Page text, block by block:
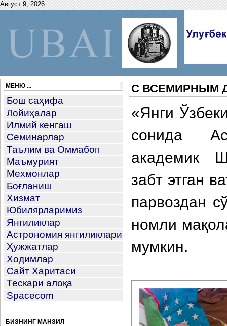
Август 9, 2026
МЕНЮ ...
Бош саҳифа
Лойиҳалар
Илмий кенгаш
Семинарлар
Таълим ва Оммабоп
Маъмурият
Мехмонлар
Боғланиш
Хизмат
Юбилярларимиз
Янгиликлар
Астрономия янгиликлари
Ҳужжатлар
Ходимлар
Сайт Харитаси
Тескари алоқа
Spacecom
БИЗНИНГ МАНЗИЛ
С ВСЕМИРНЫМ
«Янги
сонида
академик
забт этган
парвоздан
номли
мумкин.